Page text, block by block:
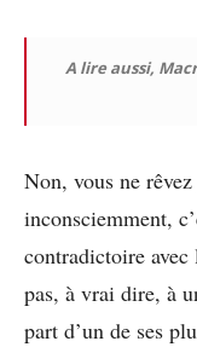
A lire aussi,
Non, vous ne
inconsciemment,
contradictoire avec
pas, à vrai dire, à
part d’un de ses